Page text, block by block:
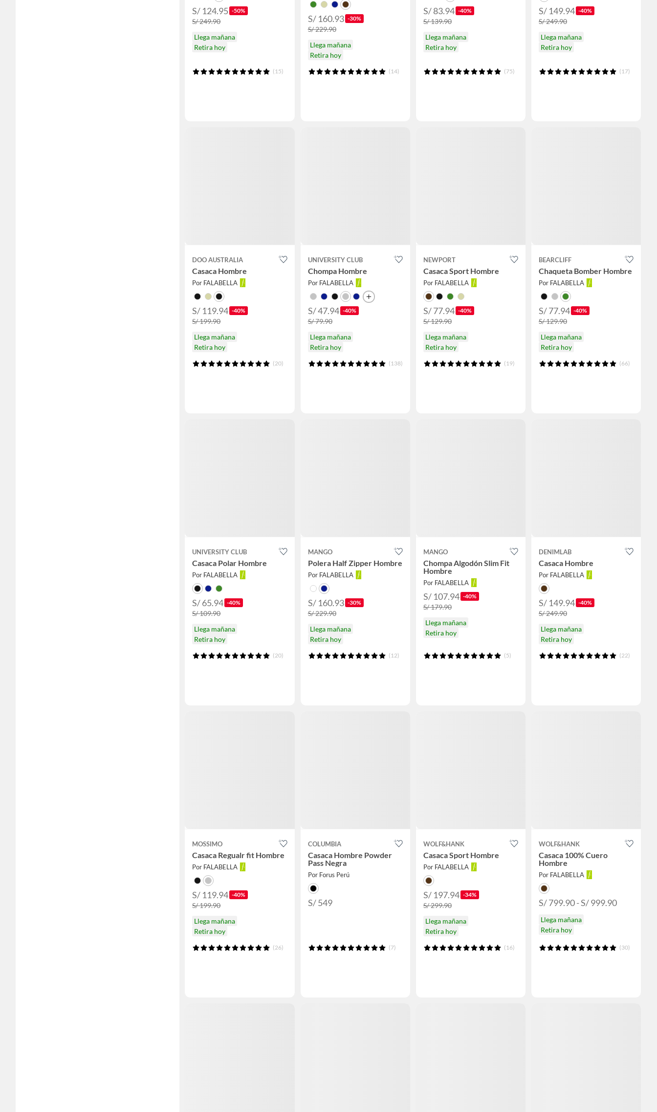
S/ 124.95 -50%
S/ 249.90
Llega mañana
Retira hoy
(15)
S/ 160.93 -30%
S/ 229.90
Llega mañana
Retira hoy
(14)
S/ 83.94 -40%
S/ 139.90
Llega mañana
Retira hoy
(75)
S/ 149.94 -40%
S/ 249.90
Llega mañana
Retira hoy
(17)
DOO AUSTRALIA
Casaca Hombre
Por FALABELLA
S/ 119.94 -40%
S/ 199.90
Llega mañana
Retira hoy
(20)
UNIVERSITY CLUB
Chompa Hombre
Por FALABELLA
S/ 47.94 -40%
S/ 79.90
Llega mañana
Retira hoy
(138)
NEWPORT
Casaca Sport Hombre
Por FALABELLA
S/ 77.94 -40%
S/ 129.90
Llega mañana
Retira hoy
(19)
BEARCLIFF
Chaqueta Bomber Hombre
Por FALABELLA
S/ 77.94 -40%
S/ 129.90
Llega mañana
Retira hoy
(66)
UNIVERSITY CLUB
Casaca Polar Hombre
Por FALABELLA
S/ 65.94 -40%
S/ 109.90
Llega mañana
Retira hoy
(20)
MANGO
Polera Half Zipper Hombre
Por FALABELLA
S/ 160.93 -30%
S/ 229.90
Llega mañana
Retira hoy
(12)
MANGO
Chompa Algodón Slim Fit
Hombre
Por FALABELLA
S/ 107.94 -40%
S/ 179.90
Llega mañana
Retira hoy
(5)
DENIMLAB
Casaca Hombre
Por FALABELLA
S/ 149.94 -40%
S/ 249.90
Llega mañana
Retira hoy
(22)
MOSSIMO
Casaca Regualr fit Hombre
Por FALABELLA
S/ 119.94 -40%
S/ 199.90
Llega mañana
Retira hoy
(26)
COLUMBIA
Casaca Hombre Powder
Pass Negra
Por Forus Perú
S/ 549
(7)
WOLF&HANK
Casaca Sport Hombre
Por FALABELLA
S/ 197.94 -34%
S/ 299.90
Llega mañana
Retira hoy
(16)
WOLF&HANK
Casaca 100% Cuero
Hombre
Por FALABELLA
S/ 799.90 - S/ 999.90
Llega mañana
Retira hoy
(30)